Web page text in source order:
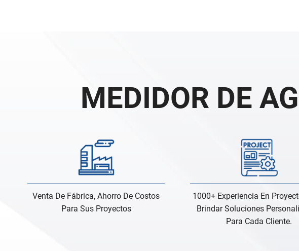
MEDIDOR DE
Venta De Fábrica, Ahorro De Costos
Para Sus Proyectos
1000+ Experiencia En
Brindar Soluciones
Para Cada Cliente.